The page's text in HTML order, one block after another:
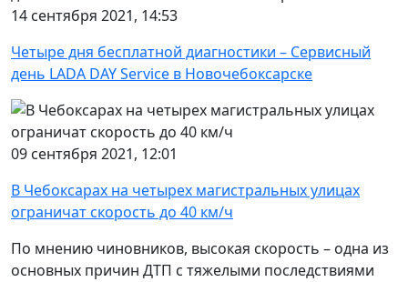
14 сентября 2021, 14:53
Четыре дня бесплатной диагностики – Сервисный
день LADA DAY Service в Новочебоксарске
09 сентября 2021, 12:01
В Чебоксарах на четырех магистральных улицах
ограничат скорость до 40 км/ч
По мнению чиновников, высокая скорость – одна из
основных причин ДТП с тяжелыми последствиями